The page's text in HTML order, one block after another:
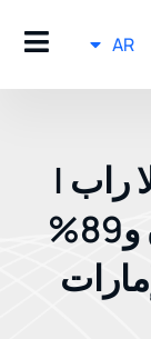
AR
راب |
+22.5% تذكّر الإعلان و89%